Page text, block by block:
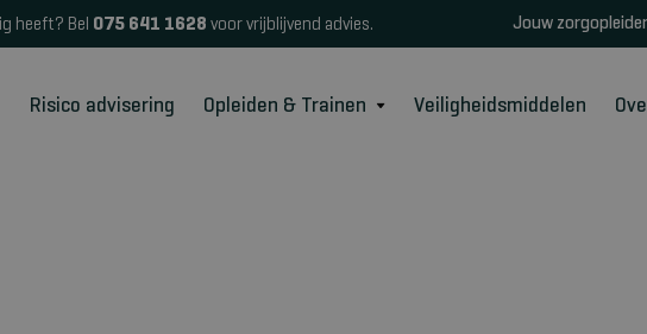
heeft? Bel 075 641 1628 voor vrijblijvend advies. Jouw zorgopleider
Risico advisering Opleiden & Trainen Veiligheidsmiddelen